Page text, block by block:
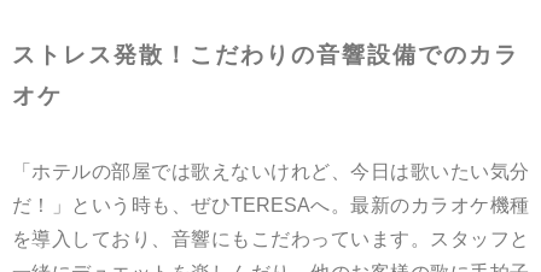
ストレス発散！こだわりの音響設備でのカラ
オケ
「ホテルの部屋では歌えないけれど、今日は歌いたい気分
だ！」という時も、ぜひTERESAへ。最新のカラオケ機種
を導入しており、音響にもこだわっています。スタッフと